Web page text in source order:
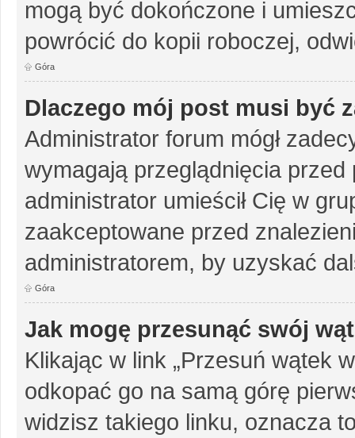
mogą być dokończone i
powrócić do kopii roboczej,
Góra
Dlaczego mój post musi być
Administrator forum mógł
wymagają przeglądnięcia
administrator umieścił Cię w
zaakceptowane przed
administratorem, by uzyskać
Góra
Jak mogę przesunąć swój
Klikając w link „Przesuń wątek
odkopać go na samą górę
widzisz takiego linku, oznacza